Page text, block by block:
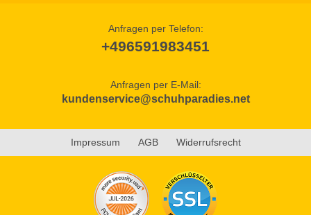
Anfragen per Telefon:
+496591983451
Anfragen per E-Mail:
kundenservice@schuhparadies.net
Impressum AGB Widerrufsrecht